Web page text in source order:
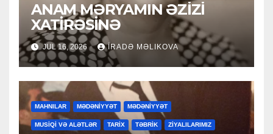
ANAM MƏRYAMIN ƏZİZİ
XATİRƏSİNƏ
JUL 16, 2026 İRADƏ MƏLIKOVA
MAHNILAR MƏDƏNİYYƏT MƏDƏNİYYƏT
MUSİQİ VƏ ALƏTLƏR TARİX TƏBRİK ZİYALILARIMIZ